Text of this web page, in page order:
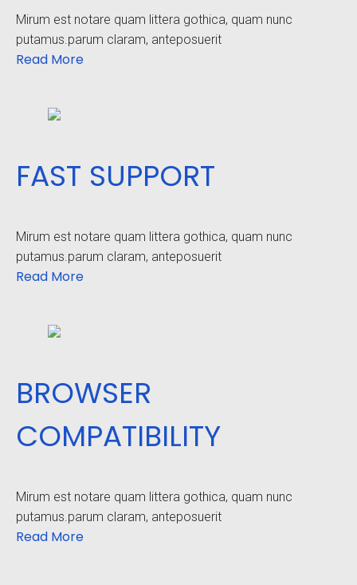
Mirum est notare quam littera gothica, quam nunc
putamus.parum claram, anteposuerit
Read More
FAST SUPPORT
Mirum est notare quam littera gothica, quam nunc
putamus.parum claram, anteposuerit
Read More
BROWSER
COMPATIBILITY
Mirum est notare quam littera gothica, quam nunc
putamus.parum claram, anteposuerit
Read More